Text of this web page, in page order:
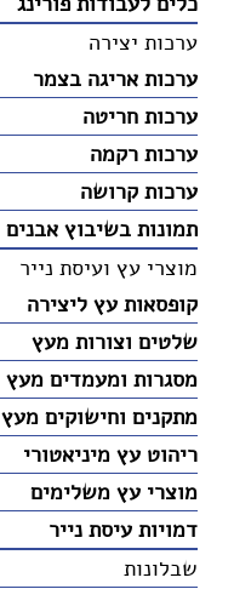
ערכות יצירה
ערכות אריגה בצמר
ערכות חריטה
ערכות רקמה
ערכות קרושה
תמונות בשיבוץ אבנים
מוצרי עץ ועיסת נייר
קופסאות עץ ליצירה
שלטים וצורות מעץ
מסגרות ומעמדים מעץ
מתקנים וחישוקים מעץ
ריהוט עץ מיניאטורי
מוצרי עץ משלימים
דמויות עיסת נייר
שבלונות